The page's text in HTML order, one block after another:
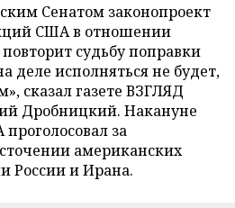
Сенатом законопроект
США в отношении
повторит судьбу поправки
деле исполняться не будет,
сказал газете ВЗГЛЯД
Дробницкий. Накануне
за
американских
России и Ирана.